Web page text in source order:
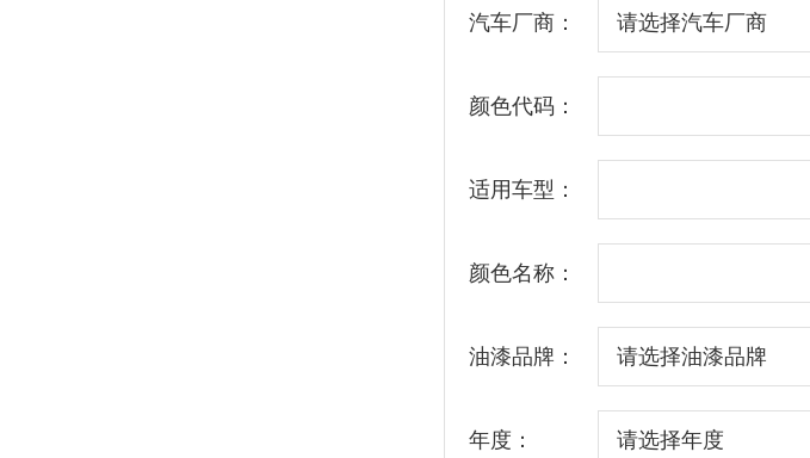
汽车厂商：
颜色代码：
适用车型：
颜色名称：
油漆品牌：
年度：